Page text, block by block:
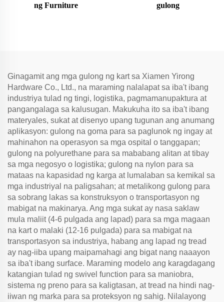
ng Furniture gulong
Ginagamit ang mga gulong ng kart sa Xiamen Yirong
Hardware Co., Ltd., na maraming nalalapat sa iba't ibang
industriya tulad ng tingi, logistika, pagmamanupaktura at
pangangalaga sa kalusugan. Makukuha ito sa iba't ibang
materyales, sukat at disenyo upang tugunan ang anumang
aplikasyon: gulong na goma para sa paglunok ng ingay at
mahinahon na operasyon sa mga ospital o tanggapan;
gulong na polyurethane para sa mababang alitan at tibay
sa mga negosyo o logistika; gulong na nylon para sa
mataas na kapasidad ng karga at lumalaban sa kemikal sa
mga industriyal na paligsahan; at metalikong gulong para
sa sobrang lakas sa konstruksyon o transportasyon ng
mabigat na makinarya. Ang mga sukat ay nasa saklaw
mula maliit (4-6 pulgada ang lapad) para sa mga magaan
na kart o malaki (12-16 pulgada) para sa mabigat na
transportasyon sa industriya, habang ang lapad ng tread
ay nag-iiba upang maipamahagi ang bigat nang naaayon
sa iba't ibang surface. Maraming modelo ang karagdagang
katangian tulad ng swivel function para sa maniobra,
sistema ng preno para sa kaligtasan, at tread na hindi nag-
iiwan ng marka para sa proteksyon ng sahig. Nilalayong